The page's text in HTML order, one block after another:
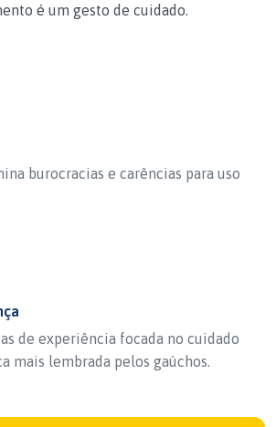
é um gesto de cuidado.
burocracias e carências para uso
de experiência focada no cuidado
mais lembrada pelos gaúchos.